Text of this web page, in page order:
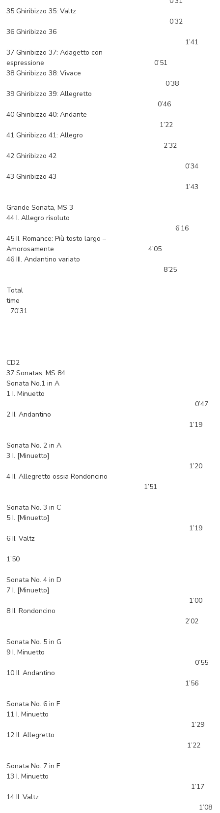
35 Ghiribizzo 35: Valtz
0’32
36 Ghiribizzo 36
1’41
37 Ghiribizzo 37: Adagetto con
espressione 0’51
38 Ghiribizzo 38: Vivace
0’38
39 Ghiribizzo 39: Allegretto
0’46
40 Ghiribizzo 40: Andante
1’22
41 Ghiribizzo 41: Allegro
2’32
42 Ghiribizzo 42
0’34
43 Ghiribizzo 43
1’43
Grande Sonata, MS 3
44 I. Allegro risoluto
6’16
45 II. Romance: Più tosto largo –
Amorosamente 4’05
46 III. Andantino variato
8’25
Total
time
70’31
CD2
37 Sonatas, MS 84
Sonata No.1 in A
1 I. Minuetto
0’47
2 II. Andantino
1’19
Sonata No. 2 in A
3 I. [Minuetto]
1’20
4 II. Allegretto ossia Rondoncino
1’51
Sonata No. 3 in C
5 I. [Minuetto]
1’19
6 II. Valtz
1’50
Sonata No. 4 in D
7 I. [Minuetto]
1’00
8 II. Rondoncino
2’02
Sonata No. 5 in G
9 I. Minuetto
0’55
10 II. Andantino
1’56
Sonata No. 6 in F
11 I. Minuetto
1’29
12 II. Allegretto
1’22
Sonata No. 7 in F
13 I. Minuetto
1’17
14 II. Valtz
1’08